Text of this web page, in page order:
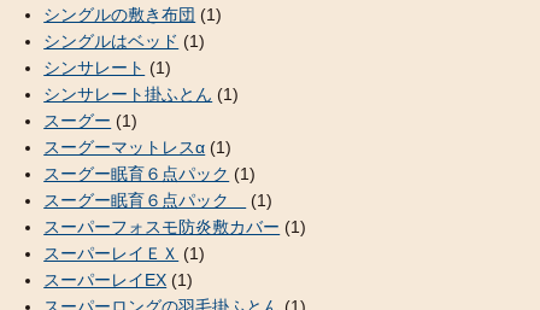
シングルの敷き布団 (1)
シングルはベッド (1)
シンサレート (1)
シンサレート掛ふとん (1)
スーグー (1)
スーグーマットレスα (1)
スーグー眠育６点パック (1)
スーグー眠育６点パック
(1)
スーパーフォスモ防炎敷カバー (1)
スーパーレイＥＸ (1)
スーパーレイEX (1)
スーパーロングの羽毛掛ふとん (1)